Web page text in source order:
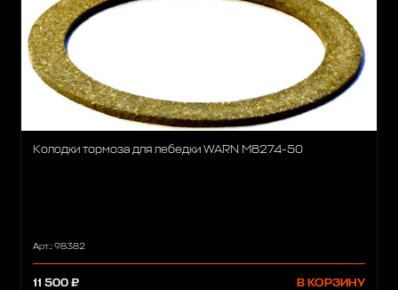
Колодки тормоза для лебедки WARN M8274-50
Арт.: 98382
11 500 ₽ В КОРЗИНУ